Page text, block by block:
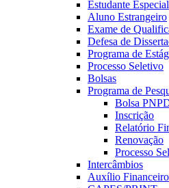
Estudante Especial
Aluno Estrangeiro
Exame de
Defesa de
Programa de
Processo Seletivo
Bolsas
Programa de
Bolsa
Inscrição
Relatório
Renovação
Processo
Intercâmbios
Auxílio Financeiro